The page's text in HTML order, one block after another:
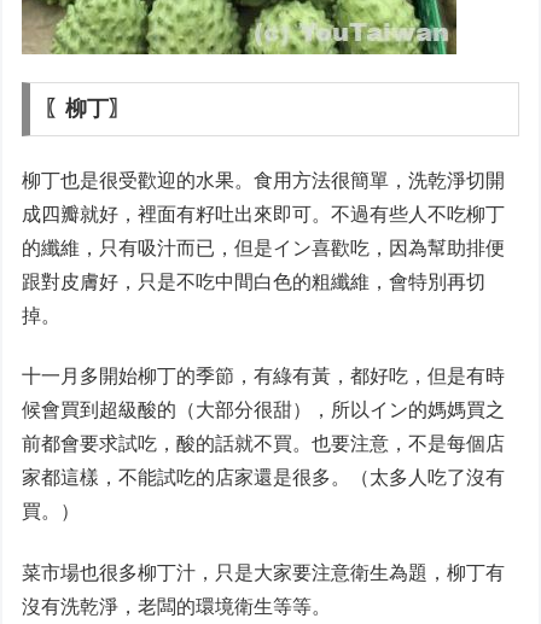
〖柳丁〗
柳丁也是很受歡迎的水果。食用方法很簡單，洗乾淨切開
成四瓣就好，裡面有籽吐出來即可。不過有些人不吃柳丁
的纖維，只有吸汁而已，但是イン喜歡吃，因為幫助排便
跟對皮膚好，只是不吃中間白色的粗纖維，會特別再切
掉。
十一月多開始柳丁的季節，有綠有黃，都好吃，但是有時
候會買到超級酸的（大部分很甜），所以イン的媽媽買之
前都會要求試吃，酸的話就不買。也要注意，不是每個店
家都這樣，不能試吃的店家還是很多。（太多人吃了沒有
買。）
菜市場也很多柳丁汁，只是大家要注意衛生為題，柳丁有
沒有洗乾淨，老闆的環境衛生等等。